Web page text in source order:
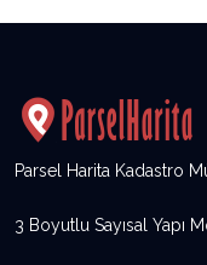
Parsel Harita Kadastro
3 Boyutlu Sayısal Yapı